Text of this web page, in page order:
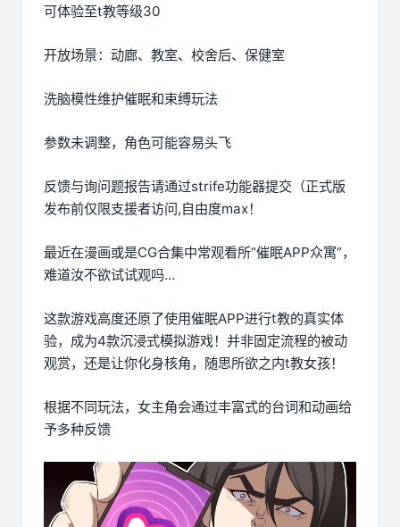
可体验至t教等级30
开放场景：动廊、教室、校舍后、保健室
洗脑模性维护催眠和束缚玩法
参数未调整，角色可能容易头飞
反馈与询问题报告请通过strife功能器提交（正式版
发布前仅限支援者访问,自由度max！
最近在漫画或是CG合集中常观看所“催眠APP众寓”，
难道汝不欲试试观吗…
这款游戏高度还原了使用催眠APP进行t教的真实体
验，成为4款沉浸式模拟游戏！并非固定流程的被动
观赏，还是让你化身核角，随思所欲之内t教女孩！
根据不同玩法，女主角会通过丰富式的台词和动画给
予多种反馈